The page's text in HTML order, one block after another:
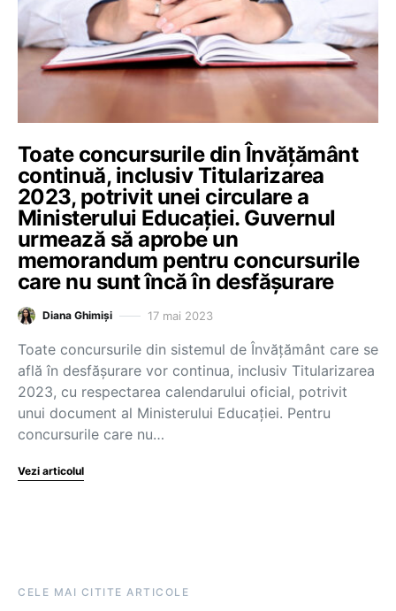
Toate concursurile din Învățământ
continuă, inclusiv Titularizarea
2023, potrivit unei circulare a
Ministerului Educației. Guvernul
urmează să aprobe un
memorandum pentru concursurile
care nu sunt încă în desfășurare
Diana Ghimiși 17 mai 2023
Toate concursurile din sistemul de Învățământ care se
află în desfășurare vor continua, inclusiv Titularizarea
2023, cu respectarea calendarului oficial, potrivit
unui document al Ministerului Educației. Pentru
concursurile care nu…
Vezi articolul
CELE MAI CITITE ARTICOLE